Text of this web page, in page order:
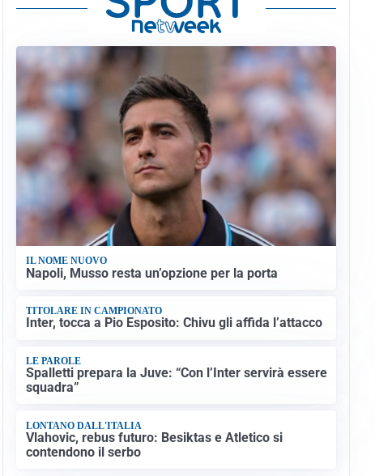
IL NOME NUOVO
Napoli, Musso resta un’opzione per la porta
TITOLARE IN CAMPIONATO
Inter, tocca a Pio Esposito: Chivu gli affida l’attacco
LE PAROLE
Spalletti prepara la Juve: “Con l’Inter servirà essere
squadra”
LONTANO DALL'ITALIA
Vlahovic, rebus futuro: Besiktas e Atletico si
contendono il serbo